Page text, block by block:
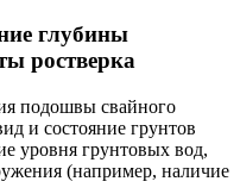
глубины
ростверка
подошвы свайного
и состояние грунтов
уровня грунтовых вод,
(например, наличие